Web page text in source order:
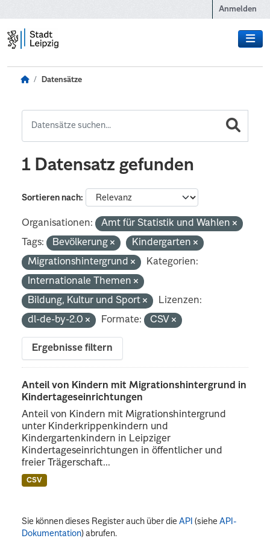
Anmelden
Datensätze
1 Datensatz gefunden
Sortieren nach
Organisationen:
Amt für Statistik und Wahlen
Tags:
Bevölkerung
Kindergarten
Migrationshintergrund
Kategorien:
Internationale Themen
Bildung, Kultur und Sport
Lizenzen:
dl-de-by-2.0
Formate: CSV
Ergebnisse filtern
Anteil von Kindern mit Migrationshintergrund in
Kindertageseinrichtungen
Anteil von Kindern mit Migrationshintergrund
unter Kinderkrippenkindern und
Kindergartenkindern in Leipziger
Kindertageseinrichtungen in öffentlicher und
freier Trägerschaft...
CSV
Sie können dieses Register auch über dieAPI (sieheAPI-
Dokumentation) abrufen.